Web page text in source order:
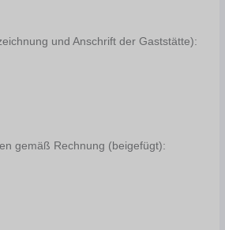
und Anschrift der Gaststätte):
gemäß Rechnung (beigefügt):